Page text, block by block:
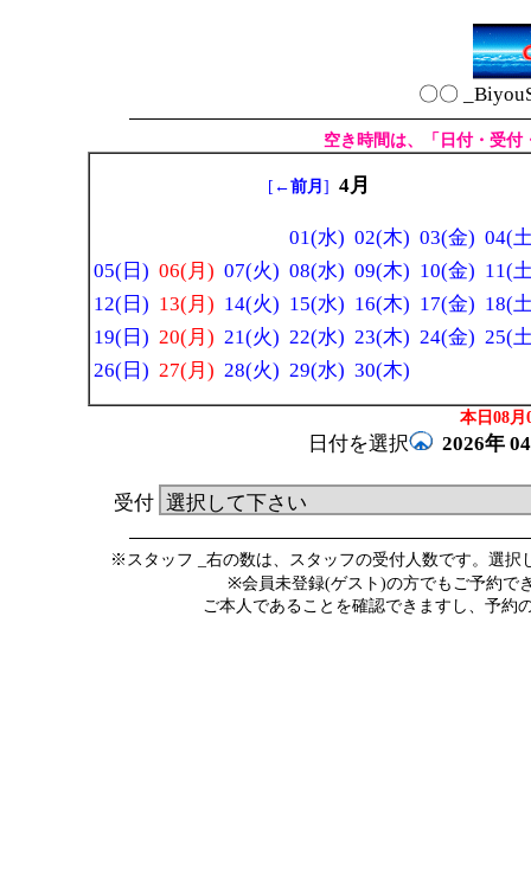
〇〇
空き時間は、「日付・受
[ ←前月 ] 4月
01(水) 02(木) 03(金) 04(
05(日) 06(月) 07(火) 08(水) 09(木) 10(金) 11(
12(日) 13(月) 14(火) 15(水) 16(木) 17(金) 18(
19(日) 20(月) 21(火) 22(水) 23(木) 24(金) 25(
26(日) 27(月) 28(火) 29(水) 30(木)
本日08月
日付を選択 2026年
受付
※スタッフ _右の数は、スタッフの受付人数です。選
※会員未登録(ゲスト)の方でもご予約で
ご本人であることを確認できますし、予約